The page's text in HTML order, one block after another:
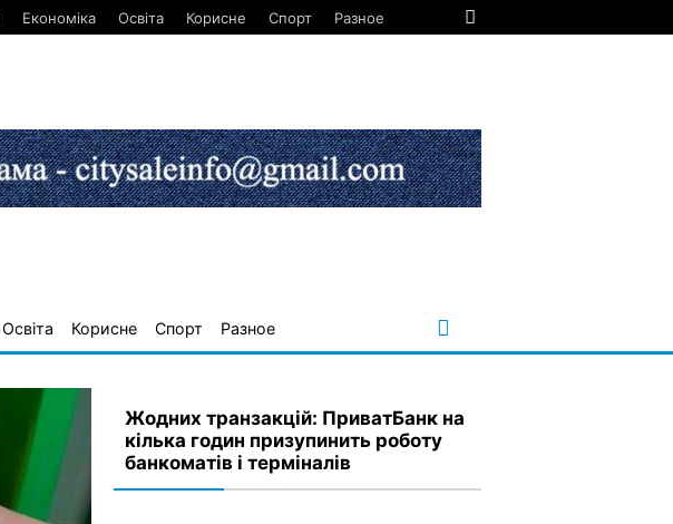
Економіка Освіта Корисне Спорт Разное
Освіта Корисне Спорт Разное
Жодних транзакцій: ПриватБанк на
кілька годин призупинить роботу
банкоматів і терміналів